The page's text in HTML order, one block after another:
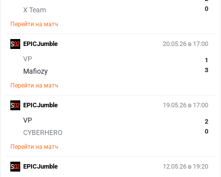
X Team
0
Перейти на матч
20.05.26 в 17:00
VP
Mafiozy
1
3
Перейти на матч
EPICJumble
19.05.26 в 17:00
VP
CYBERHERO
2
0
Перейти на матч
EPICJumble
12.05.26 в 19:20
EPICJumble